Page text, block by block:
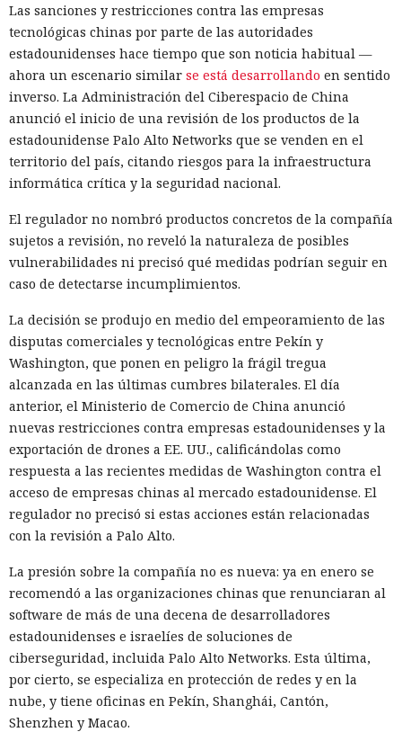
Las sanciones y restricciones contra las empresas
tecnológicas chinas por parte de las autoridades
estadounidenses hace tiempo que son noticia habitual —
ahora un escenario similar se está desarrollando en sentido
inverso. La Administración del Ciberespacio de China
anunció el inicio de una revisión de los productos de la
estadounidense Palo Alto Networks que se venden en el
territorio del país, citando riesgos para la infraestructura
informática crítica y la seguridad nacional.
El regulador no nombró productos concretos de la compañía
sujetos a revisión, no reveló la naturaleza de posibles
vulnerabilidades ni precisó qué medidas podrían seguir en
caso de detectarse incumplimientos.
La decisión se produjo en medio del empeoramiento de las
disputas comerciales y tecnológicas entre Pekín y
Washington, que ponen en peligro la frágil tregua
alcanzada en las últimas cumbres bilaterales. El día
anterior, el Ministerio de Comercio de China anunció
nuevas restricciones contra empresas estadounidenses y la
exportación de drones a EE. UU., calificándolas como
respuesta a las recientes medidas de Washington contra el
acceso de empresas chinas al mercado estadounidense. El
regulador no precisó si estas acciones están relacionadas
con la revisión a Palo Alto.
La presión sobre la compañía no es nueva: ya en enero se
recomendó a las organizaciones chinas que renunciaran al
software de más de una decena de desarrolladores
estadounidenses e israelíes de soluciones de
ciberseguridad, incluida Palo Alto Networks. Esta última,
por cierto, se especializa en protección de redes y en la
nube, y tiene oficinas en Pekín, Shanghái, Cantón,
Shenzhen y Macao.